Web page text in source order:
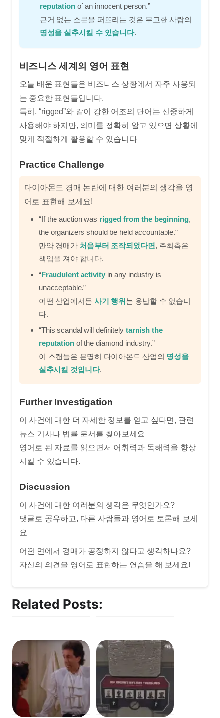
reputation of an innocent person.”
근거 없는 소문을 퍼뜨리는 것은 무고한 사람의
명성을 실추시킬 수 있습니다.
비즈니스 세계의 영어 표현
오늘 배운 표현들은 비즈니스 상황에서 자주 사용되
는 중요한 표현들입니다.
특히, “rigged”와 같이 강한 어조의 단어는 신중하게
사용해야 하지만, 의미를 정확히 알고 있으면 상황에
맞게 적절하게 활용할 수 있습니다.
Practice Challenge
다이아몬드 경매 논란에 대한 여러분의 생각을 영
어로 표현해 보세요!
“If the auction was rigged from the beginning,
the organizers should be held accountable.”
만약 경매가 처음부터 조작되었다면, 주최측은
책임을 져야 합니다.
“Fraudulent activity in any industry is
unacceptable.”
어떤 산업에서든 사기 행위는 용납할 수 없습니
다.
“This scandal will definitely tarnish the
reputation of the diamond industry.”
이 스캔들은 분명히 다이아몬드 산업의 명성을
실추시킬 것입니다.
Further Investigation
이 사건에 대한 더 자세한 정보를 얻고 싶다면, 관련
뉴스 기사나 법률 문서를 찾아보세요.
영어로 된 자료를 읽으면서 어휘력과 독해력을 향상
시킬 수 있습니다.
Discussion
이 사건에 대한 여러분의 생각은 무엇인가요?
댓글로 공유하고, 다른 사람들과 영어로 토론해 보세
요!
어떤 면에서 경매가 공정하지 않다고 생각하나요?
자신의 의견을 영어로 표현하는 연습을 해 보세요!
Related Posts: